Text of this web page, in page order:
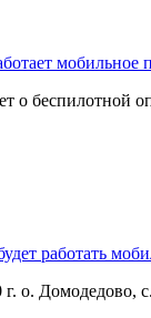
о беспилотной
работать
г. о.